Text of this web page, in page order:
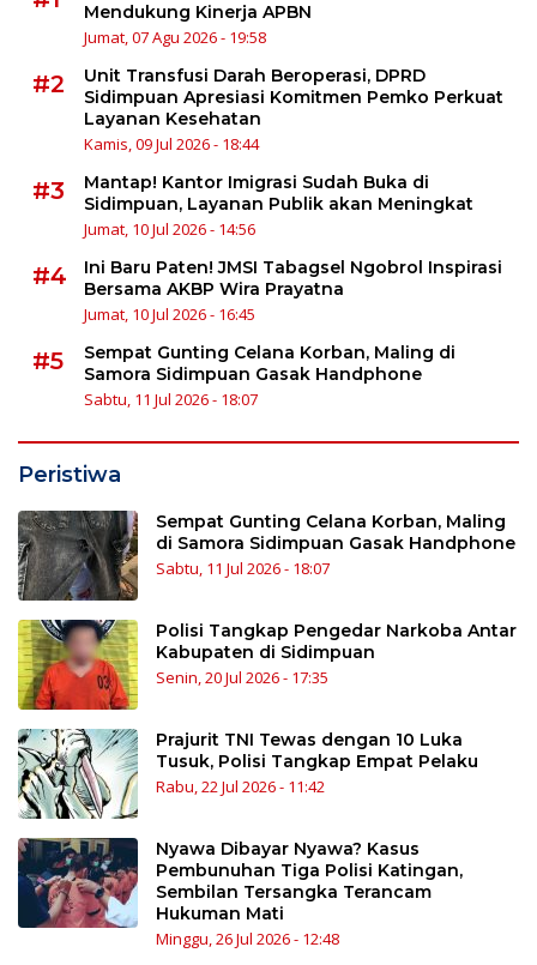
Mendukung Kinerja APBN
Jumat, 07 Agu 2026 - 19:58
#2
Unit Transfusi Darah Beroperasi, DPRD
Sidimpuan Apresiasi Komitmen Pemko Perkuat
Layanan Kesehatan
Kamis, 09 Jul 2026 - 18:44
#3
Mantap! Kantor Imigrasi Sudah Buka di
Sidimpuan, Layanan Publik akan Meningkat
Jumat, 10 Jul 2026 - 14:56
#4
Ini Baru Paten! JMSI Tabagsel Ngobrol Inspirasi
Bersama AKBP Wira Prayatna
Jumat, 10 Jul 2026 - 16:45
#5
Sempat Gunting Celana Korban, Maling di
Samora Sidimpuan Gasak Handphone
Sabtu, 11 Jul 2026 - 18:07
Peristiwa
Sempat Gunting Celana Korban, Maling
di Samora Sidimpuan Gasak Handphone
Sabtu, 11 Jul 2026 - 18:07
Polisi Tangkap Pengedar Narkoba Antar
Kabupaten di Sidimpuan
Senin, 20 Jul 2026 - 17:35
Prajurit TNI Tewas dengan 10 Luka
Tusuk, Polisi Tangkap Empat Pelaku
Rabu, 22 Jul 2026 - 11:42
Nyawa Dibayar Nyawa? Kasus
Pembunuhan Tiga Polisi Katingan,
Sembilan Tersangka Terancam
Hukuman Mati
Minggu, 26 Jul 2026 - 12:48